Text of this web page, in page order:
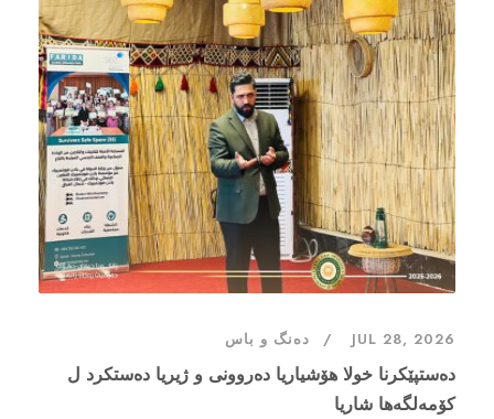
JUL 28, 2026 دەنگ و باس
دەستپێکرنا خولا هۆشیاریا دەروونی و ژیریا دەستکرد ل
کۆمەلگەها شاریا